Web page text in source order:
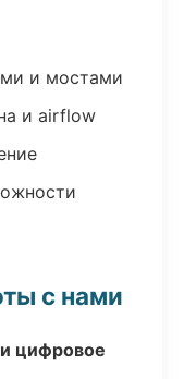
и мостами
и airflow
с нами
цифровое